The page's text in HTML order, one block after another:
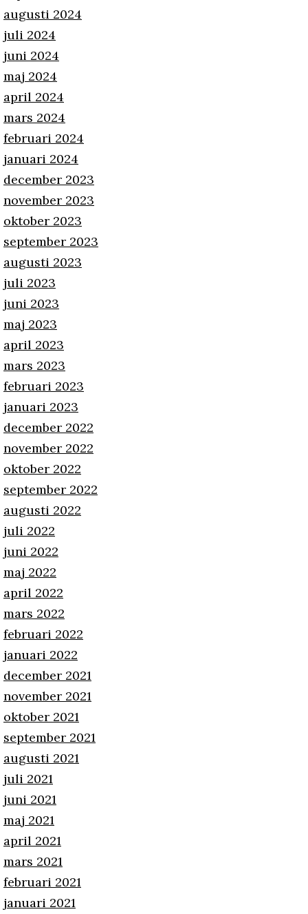
augusti 2024
juli 2024
juni 2024
maj 2024
april 2024
mars 2024
februari 2024
januari 2024
december 2023
november 2023
oktober 2023
september 2023
augusti 2023
juli 2023
juni 2023
maj 2023
april 2023
mars 2023
februari 2023
januari 2023
december 2022
november 2022
oktober 2022
september 2022
augusti 2022
juli 2022
juni 2022
maj 2022
april 2022
mars 2022
februari 2022
januari 2022
december 2021
november 2021
oktober 2021
september 2021
augusti 2021
juli 2021
juni 2021
maj 2021
april 2021
mars 2021
februari 2021
januari 2021